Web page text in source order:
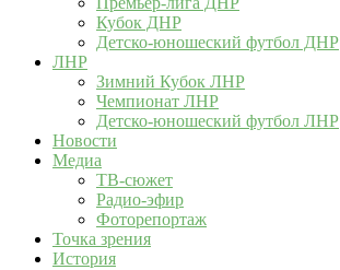
Кубок ДНР
Детско-юношеский футбол ДНР
ЛНР
Зимний Кубок ЛНР
Чемпионат ЛНР
Детско-юношеский футбол ЛНР
Новости
Медиа
ТВ-сюжет
Радио-эфир
Фоторепортаж
Точка зрения
История